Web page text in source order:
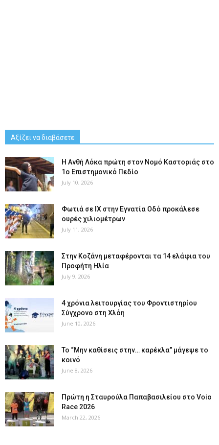
Αξίζει να διαβάσετε
Η Ανθή Λόκα πρώτη στον Νομό Καστοριάς στο
1ο Επιστημονικό Πεδίο
July 10, 2026
Φωτιά σε ΙΧ στην Εγνατία Οδό προκάλεσε
ουρές χιλιομέτρων
July 11, 2026
Στην Κοζάνη μεταφέρονται τα 14 ελάφια του
Προφήτη Ηλία
July 9, 2026
4 χρόνια λειτουργίας του Φροντιστηρίου
Σύγχρονο στη Χλόη
June 10, 2026
Το “Μην καθίσεις στην… καρέκλα” μάγεψε το
κοινό
June 8, 2026
Πρώτη η Σταυρούλα Παπαβασιλείου στο Voio
Race 2026
March 22, 2026